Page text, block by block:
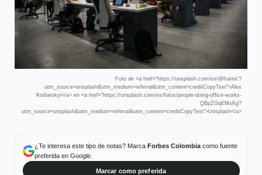
Foto de <a href="https://unsplash.com/es/@frantic?
utm_source=unsplash&utm_medium=referral&utm_content=creditCopyText">Alex
Kotliarskyi</a> en <a href="https://unsplash.com/es/fotos/people-doing-office-works-
QBpZGqEMsKg?
utm_source=unsplash&utm_medium=referral&utm_content=creditCopyText">Unsplash</a>
¿Te interesa este tipo de notas? Marca Forbes Colombiacomo fuente
preferida en Google.
Marcar como preferida